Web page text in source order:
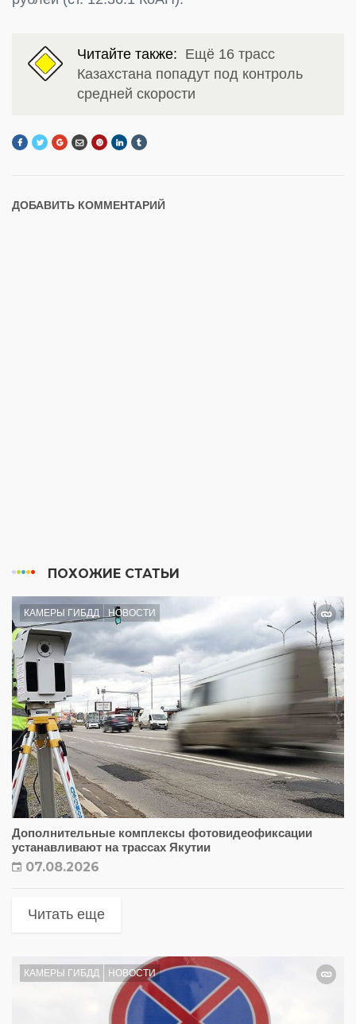
Читайте также: Ещё 16 трасс
Казахстана попадут под контроль
средней скорости
ДОБАВИТЬ КОММЕНТАРИЙ
ПОХОЖИЕ СТАТЬИ
КАМЕРЫ ГИБДД НОВОСТИ
Дополнительные комплексы фотовидеофиксации
устанавливают на трассах Якутии
07.08.2026
Читать еще
КАМЕРЫ ГИБДД НОВОСТИ